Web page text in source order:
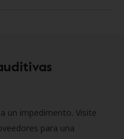
un impedimento. Visite
para una